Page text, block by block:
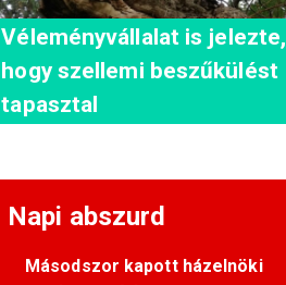
Véleményvállalat is jelezte,
hogy szellemi beszűkülést
tapasztal
Napi abszurd
Másodszor kapott házelnöki